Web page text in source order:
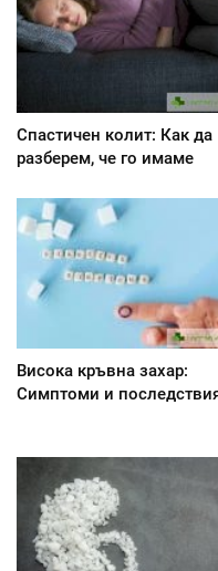
Спастичен колит: Как да
разберем, че го имаме
Висока кръвна захар:
Симптоми и